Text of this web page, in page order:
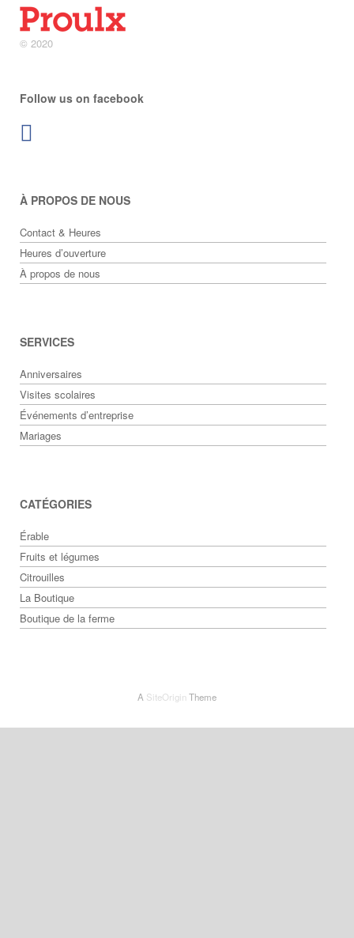
© 2020
Follow us on facebook
À PROPOS DE NOUS
Contact & Heures
Heures d’ouverture
À propos de nous
SERVICES
Anniversaires
Visites scolaires
Événements d’entreprise
Mariages
CATÉGORIES
Érable
Fruits et légumes
Citrouilles
La Boutique
Boutique de la ferme
A SiteOrigin Theme